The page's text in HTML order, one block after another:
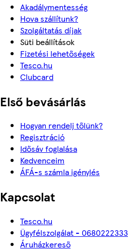
Akadálymentesség
Hova szállítunk?
Szolgáltatás díjak
Süti beállítások
Fizetési lehetőségek
Tesco.hu
Clubcard
Első bevásárlás
Hogyan rendelj tőlünk?
Regisztráció
Idősáv foglalása
Kedvenceim
ÁFÁ-s számla igénylés
Kapcsolat
Tesco.hu
Ügyfélszolgálat - 0680222333
Áruházkereső